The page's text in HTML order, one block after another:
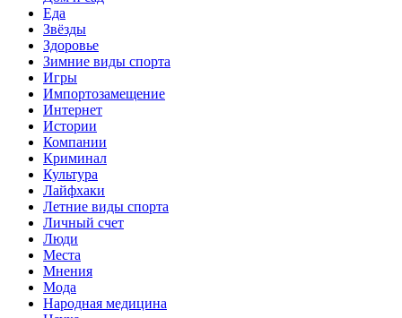
Еда
Звёзды
Здоровье
Зимние виды спорта
Игры
Импортозамещение
Интернет
Истории
Компании
Криминал
Культура
Лайфхаки
Летние виды спорта
Личный счет
Люди
Места
Мнения
Мода
Народная медицина